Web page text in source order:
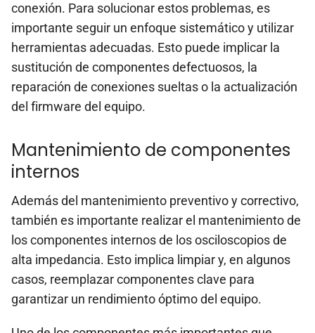
conexión. Para solucionar estos problemas, es
importante seguir un enfoque sistemático y utilizar
herramientas adecuadas. Esto puede implicar la
sustitución de componentes defectuosos, la
reparación de conexiones sueltas o la actualización
del firmware del equipo.
Mantenimiento de componentes
internos
Además del mantenimiento preventivo y correctivo,
también es importante realizar el mantenimiento de
los componentes internos de los osciloscopios de
alta impedancia. Esto implica limpiar y, en algunos
casos, reemplazar componentes clave para
garantizar un rendimiento óptimo del equipo.